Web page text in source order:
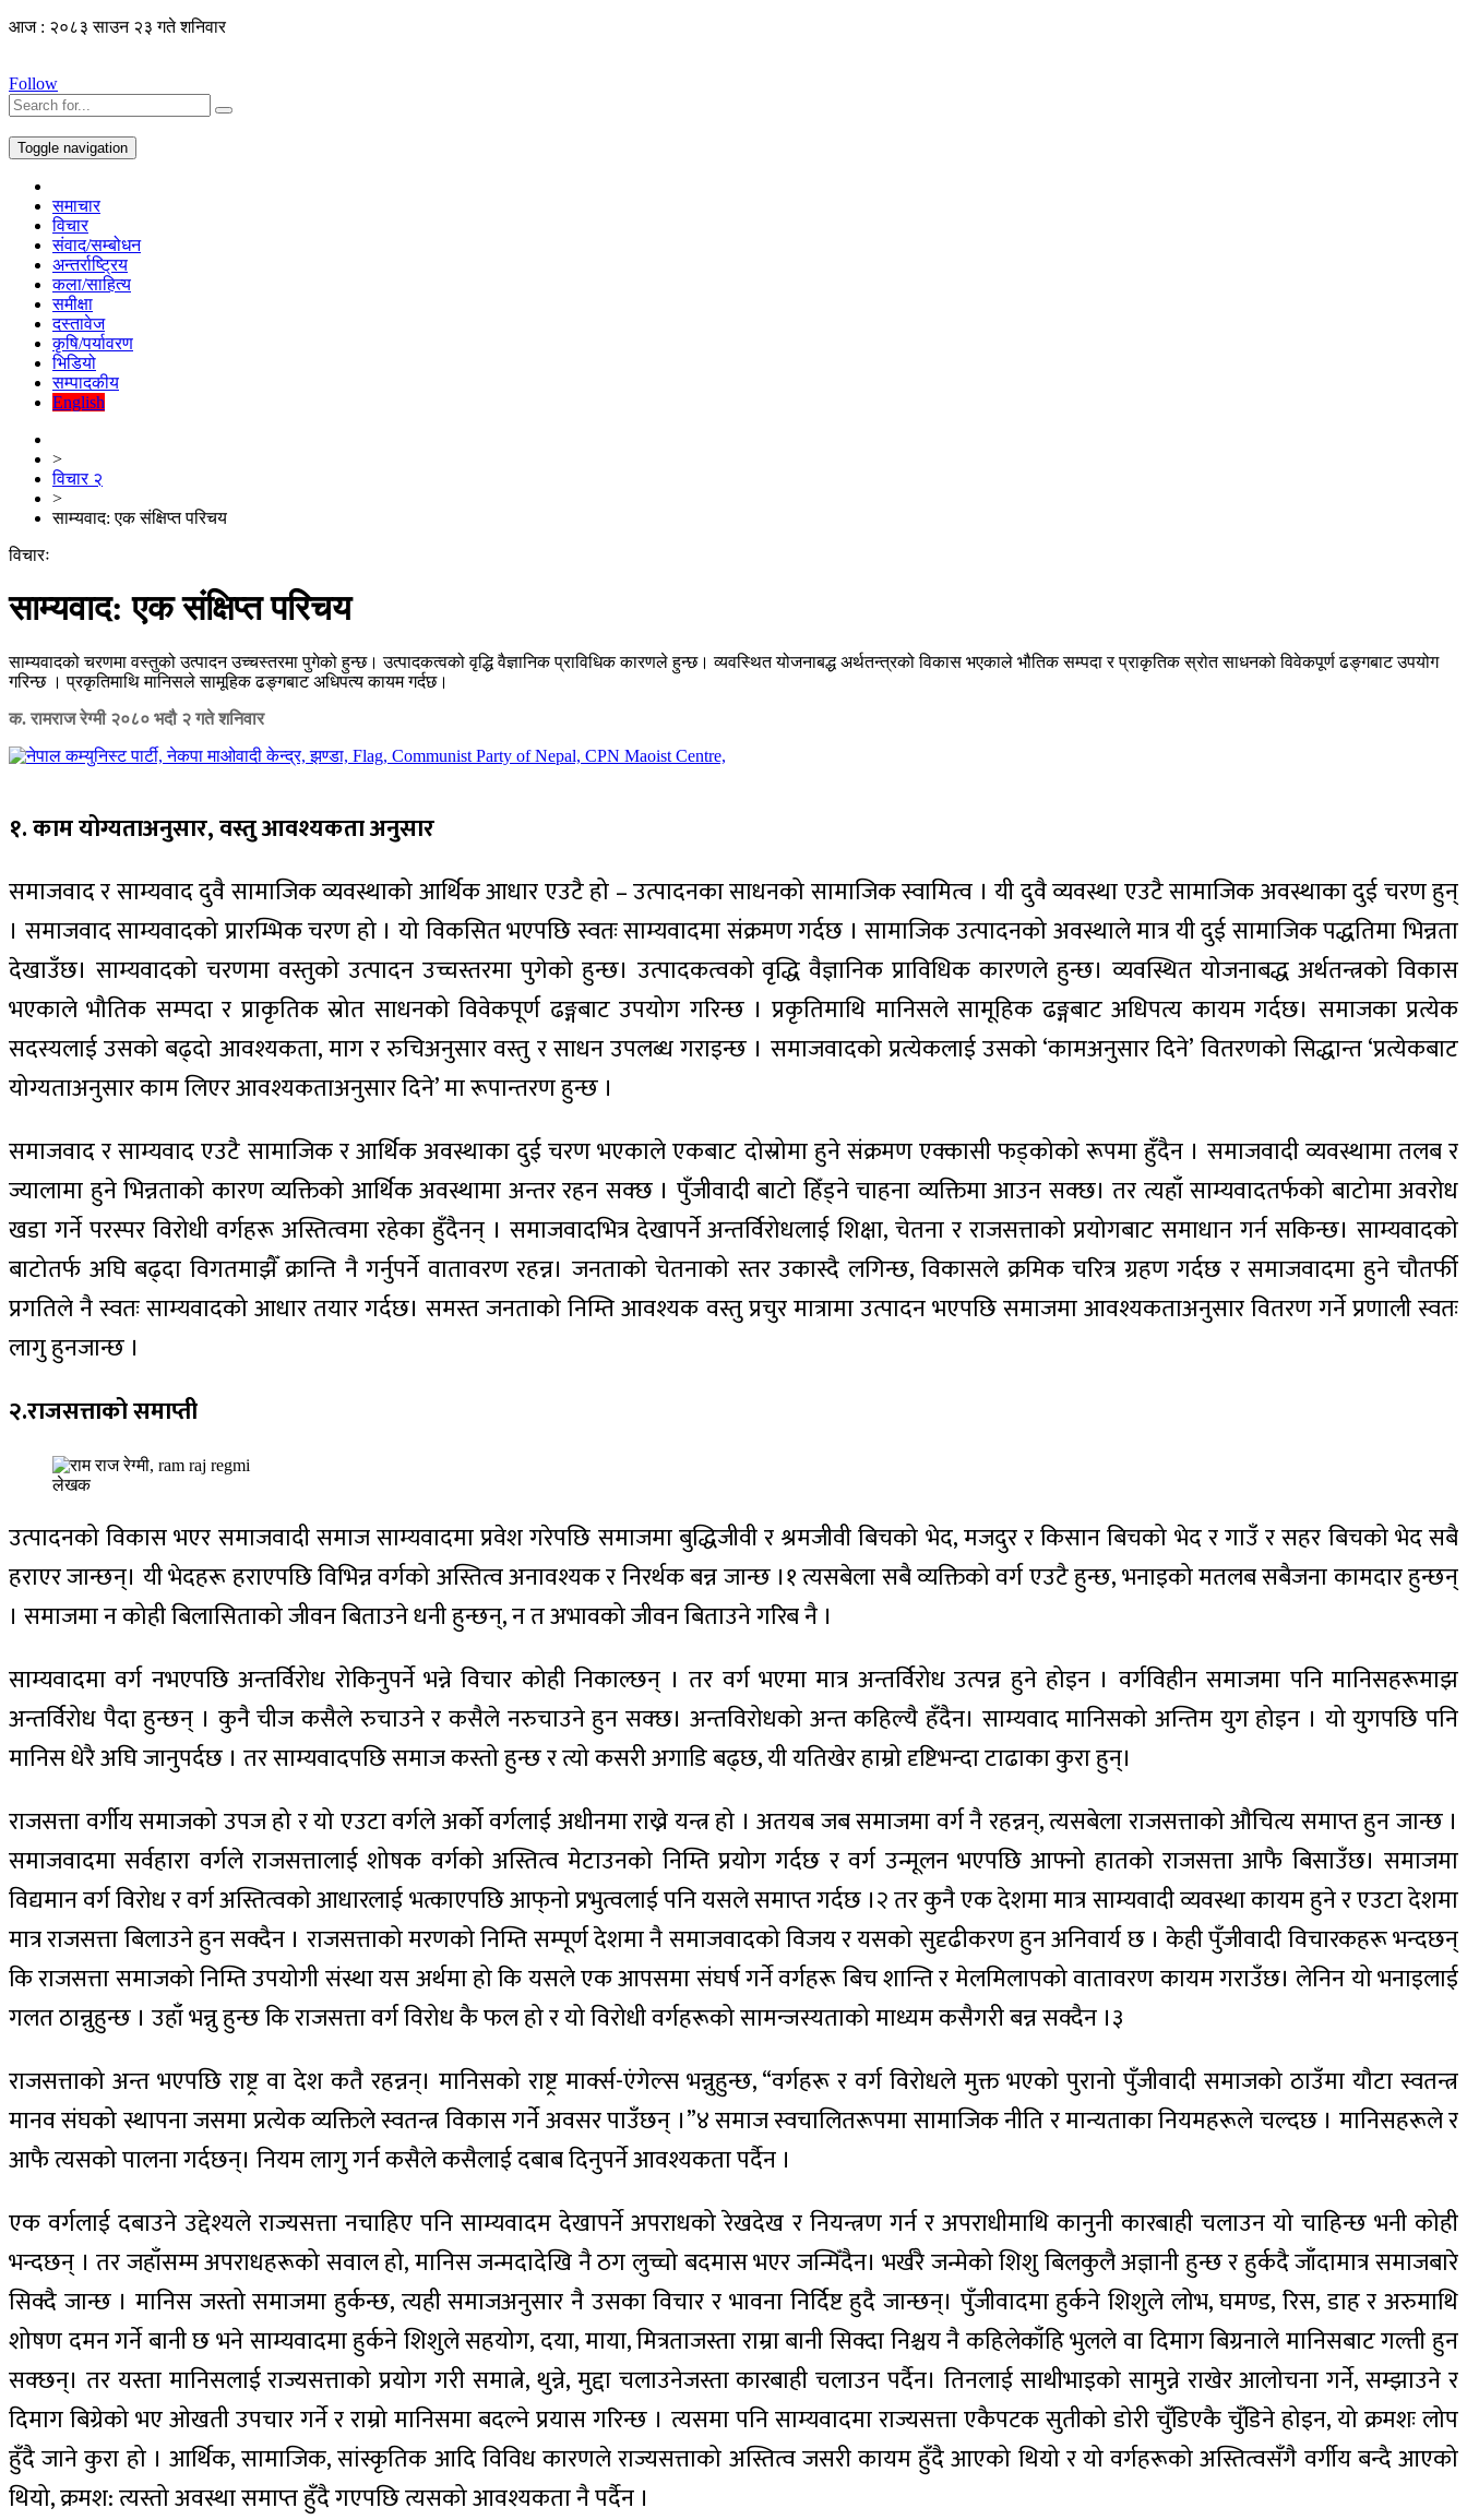
आज : २०८३ साउन २३ गते शनिवार
Follow
Toggle navigation
समाचार
विचार
संवाद/सम्बोधन
अन्तर्राष्ट्रिय
कला/साहित्य
समीक्षा
दस्तावेज
कृषि/पर्यावरण
भिडियो
सम्पादकीय
English
>
विचार २
>
साम्यवाद: एक संक्षिप्त परिचय
विचारः
साम्यवाद: एक संक्षिप्त परिचय
साम्यवादको चरणमा वस्तुको उत्पादन उच्चस्तरमा पुगेको हुन्छ। उत्पादकत्वको वृद्धि वैज्ञानिक प्राविधिक कारणले हुन्छ। व्यवस्थित योजनाबद्ध अर्थतन्त्रको विकास भएकाले भौतिक सम्पदा र प्राकृतिक स्रोत साधनको विवेकपूर्ण ढङ्गबाट उपयोग
गरिन्छ । प्रकृतिमाथि मानिसले सामूहिक ढङ्गबाट अधिपत्य कायम गर्दछ।
क. रामराज रेग्मी २०८० भदौ २ गते शनिवार
१. काम योग्यताअनुसार, वस्तु आवश्यकता अनुसार
समाजवाद र साम्यवाद दुवै सामाजिक व्यवस्थाको आर्थिक आधार एउटै हो – उत्पादनका साधनको सामाजिक स्वामित्व । यी दुवै व्यवस्था एउटै सामाजिक अवस्थाका दुई चरण हुन्
। समाजवाद साम्यवादको प्रारम्भिक चरण हो । यो विकसित भएपछि स्वतः साम्यवादमा संक्रमण गर्दछ । सामाजिक उत्पादनको अवस्थाले मात्र यी दुई सामाजिक पद्धतिमा भिन्नता
देखाउँछ। साम्यवादको चरणमा वस्तुको उत्पादन उच्चस्तरमा पुगेको हुन्छ। उत्पादकत्वको वृद्धि वैज्ञानिक प्राविधिक कारणले हुन्छ। व्यवस्थित योजनाबद्ध अर्थतन्त्रको विकास
भएकाले भौतिक सम्पदा र प्राकृतिक स्रोत साधनको विवेकपूर्ण ढङ्गबाट उपयोग गरिन्छ । प्रकृतिमाथि मानिसले सामूहिक ढङ्गबाट अधिपत्य कायम गर्दछ। समाजका प्रत्येक
सदस्यलाई उसको बढ्दो आवश्यकता, माग र रुचिअनुसार वस्तु र साधन उपलब्ध गराइन्छ । समाजवादको प्रत्येकलाई उसको ‘कामअनुसार दिने’ वितरणको सिद्धान्त ‘प्रत्येकबाट
योग्यताअनुसार काम लिएर आवश्यकताअनुसार दिने’ मा रूपान्तरण हुन्छ ।
समाजवाद र साम्यवाद एउटै सामाजिक र आर्थिक अवस्थाका दुई चरण भएकाले एकबाट दोस्रोमा हुने संक्रमण एक्कासी फड्कोको रूपमा हुँदैन । समाजवादी व्यवस्थामा तलब र
ज्यालामा हुने भिन्नताको कारण व्यक्तिको आर्थिक अवस्थामा अन्तर रहन सक्छ । पुँजीवादी बाटो हिँड्ने चाहना व्यक्तिमा आउन सक्छ। तर त्यहाँ साम्यवादतर्फको बाटोमा अवरोध
खडा गर्ने परस्पर विरोधी वर्गहरू अस्तित्वमा रहेका हुँदैनन् । समाजवादभित्र देखापर्ने अन्तर्विरोधलाई शिक्षा, चेतना र राजसत्ताको प्रयोगबाट समाधान गर्न सकिन्छ। साम्यवादको
बाटोतर्फ अघि बढ्दा विगतमाझैँ क्रान्ति नै गर्नुपर्ने वातावरण रहन्न। जनताको चेतनाको स्तर उकास्दै लगिन्छ, विकासले क्रमिक चरित्र ग्रहण गर्दछ र समाजवादमा हुने चौतर्फी
प्रगतिले नै स्वतः साम्यवादको आधार तयार गर्दछ। समस्त जनताको निम्ति आवश्यक वस्तु प्रचुर मात्रामा उत्पादन भएपछि समाजमा आवश्यकताअनुसार वितरण गर्ने प्रणाली स्वतः
लागु हुनजान्छ ।
२.राजसत्ताको समाप्ती
लेखक
उत्पादनको विकास भएर समाजवादी समाज साम्यवादमा प्रवेश गरेपछि समाजमा बुद्धिजीवी र श्रमजीवी बिचको भेद, मजदुर र किसान बिचको भेद र गाउँ र सहर बिचको भेद सबै
हराएर जान्छन्। यी भेदहरू हराएपछि विभिन्न वर्गको अस्तित्व अनावश्यक र निरर्थक बन्न जान्छ ।१ त्यसबेला सबै व्यक्तिको वर्ग एउटै हुन्छ, भनाइको मतलब सबैजना कामदार हुन्छन्
। समाजमा न कोही बिलासिताको जीवन बिताउने धनी हुन्छन्, न त अभावको जीवन बिताउने गरिब नै ।
साम्यवादमा वर्ग नभएपछि अन्तर्विरोध रोकिनुपर्ने भन्ने विचार कोही निकाल्छन् । तर वर्ग भएमा मात्र अन्तर्विरोध उत्पन्न हुने होइन । वर्गविहीन समाजमा पनि मानिसहरूमाझ
अन्तर्विरोध पैदा हुन्छन् । कुनै चीज कसैले रुचाउने र कसैले नरुचाउने हुन सक्छ। अन्तविरोधको अन्त कहिल्यै हँदैन। साम्यवाद मानिसको अन्तिम युग होइन । यो युगपछि पनि
मानिस धेरै अघि जानुपर्दछ । तर साम्यवादपछि समाज कस्तो हुन्छ र त्यो कसरी अगाडि बढ्छ, यी यतिखेर हाम्रो दृष्टिभन्दा टाढाका कुरा हुन्।
राजसत्ता वर्गीय समाजको उपज हो र यो एउटा वर्गले अर्को वर्गलाई अधीनमा राख्ने यन्त्र हो । अतयब जब समाजमा वर्ग नै रहन्नन्, त्यसबेला राजसत्ताको औचित्य समाप्त हुन जान्छ ।
समाजवादमा सर्वहारा वर्गले राजसत्तालाई शोषक वर्गको अस्तित्व मेटाउनको निम्ति प्रयोग गर्दछ र वर्ग उन्मूलन भएपछि आफ्नो हातको राजसत्ता आफै बिसाउँछ। समाजमा
विद्यमान वर्ग विरोध र वर्ग अस्तित्वको आधारलाई भत्काएपछि आफ्‌नो प्रभुत्वलाई पनि यसले समाप्त गर्दछ ।२ तर कुनै एक देशमा मात्र साम्यवादी व्यवस्था कायम हुने र एउटा देशमा
मात्र राजसत्ता बिलाउने हुन सक्दैन । राजसत्ताको मरणको निम्ति सम्पूर्ण देशमा नै समाजवादको विजय र यसको सुदृढीकरण हुन अनिवार्य छ । केही पुँजीवादी विचारकहरू भन्दछन्
कि राजसत्ता समाजको निम्ति उपयोगी संस्था यस अर्थमा हो कि यसले एक आपसमा संघर्ष गर्ने वर्गहरू बिच शान्ति र मेलमिलापको वातावरण कायम गराउँछ। लेनिन यो भनाइलाई
गलत ठान्नुहुन्छ । उहाँ भन्नु हुन्छ कि राजसत्ता वर्ग विरोध कै फल हो र यो विरोधी वर्गहरूको सामन्जस्यताको माध्यम कसैगरी बन्न सक्दैन ।३
राजसत्ताको अन्त भएपछि राष्ट्र वा देश कतै रहन्नन्। मानिसको राष्ट्र मार्क्स-एंगेल्स भन्नुहुन्छ, “वर्गहरू र वर्ग विरोधले मुक्त भएको पुरानो पुँजीवादी समाजको ठाउँमा यौटा स्वतन्त्र
मानव संघको स्थापना जसमा प्रत्येक व्यक्तिले स्वतन्त्र विकास गर्ने अवसर पाउँछन् ।”४ समाज स्वचालितरूपमा सामाजिक नीति र मान्यताका नियमहरूले चल्दछ । मानिसहरूले र
आफै त्यसको पालना गर्दछन्। नियम लागु गर्न कसैले कसैलाई दबाब दिनुपर्ने आवश्यकता पर्दैन ।
एक वर्गलाई दबाउने उद्देश्यले राज्यसत्ता नचाहिए पनि साम्यवादम देखापर्ने अपराधको रेखदेख र नियन्त्रण गर्न र अपराधीमाथि कानुनी कारबाही चलाउन यो चाहिन्छ भनी कोही
भन्दछन् । तर जहाँसम्म अपराधहरूको सवाल हो, मानिस जन्मदादेखि नै ठग लुच्चो बदमास भएर जन्मिँदैन। भर्खरै जन्मेको शिशु बिलकुलै अज्ञानी हुन्छ र हुर्कदै जाँदामात्र समाजबारे
सिक्दै जान्छ । मानिस जस्तो समाजमा हुर्कन्छ, त्यही समाजअनुसार नै उसका विचार र भावना निर्दिष्ट हुदै जान्छन्। पुँजीवादमा हुर्कने शिशुले लोभ, घमण्ड, रिस, डाह र अरुमाथि
शोषण दमन गर्ने बानी छ भने साम्यवादमा हुर्कने शिशुले सहयोग, दया, माया, मित्रताजस्ता राम्रा बानी सिक्दा निश्चय नै कहिलेकाँहि भुलले वा दिमाग बिग्रनाले मानिसबाट गल्ती हुन
सक्छन्। तर यस्ता मानिसलाई राज्यसत्ताको प्रयोग गरी समात्ने, थुन्ने, मुद्दा चलाउनेजस्ता कारबाही चलाउन पर्दैन। तिनलाई साथीभाइको सामुन्ने राखेर आलोचना गर्ने, सम्झाउने र
दिमाग बिग्रेको भए ओखती उपचार गर्ने र राम्रो मानिसमा बदल्ने प्रयास गरिन्छ । त्यसमा पनि साम्यवादमा राज्यसत्ता एकैपटक सुतीको डोरी चुँडिएकै चुँडिने होइन, यो क्रमशः लोप
हुँदै जाने कुरा हो । आर्थिक, सामाजिक, सांस्कृतिक आदि विविध कारणले राज्यसत्ताको अस्तित्व जसरी कायम हुँदै आएको थियो र यो वर्गहरूको अस्तित्वसँगै वर्गीय बन्दै आएको
थियो, क्रमश: त्यस्तो अवस्था समाप्त हुँदै गएपछि त्यसको आवश्यकता नै पर्दैन ।